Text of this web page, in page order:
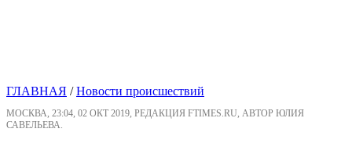
ГЛАВНАЯ /Новости происшествий
МОСКВА, 23:04, 02 ОКТ 2019, РЕДАКЦИЯ FTIMES.RU, АВТОР ЮЛИЯ
САВЕЛЬЕВА.